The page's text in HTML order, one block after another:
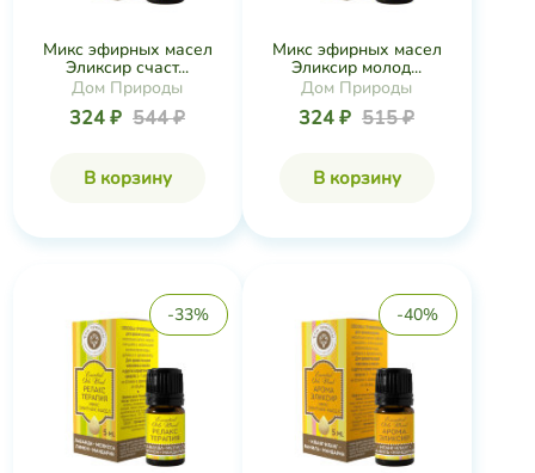
Микс эфирных масел
Эликсир счаст...
Дом Природы
324 ₽ 544 ₽
В корзину
Микс эфирных масел
Эликсир молод...
Дом Природы
324 ₽ 515 ₽
В корзину
-33% -40%